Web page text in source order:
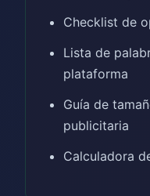
Checklist de
Lista de
plataforma
Guía de
publicitaria
Calculadora